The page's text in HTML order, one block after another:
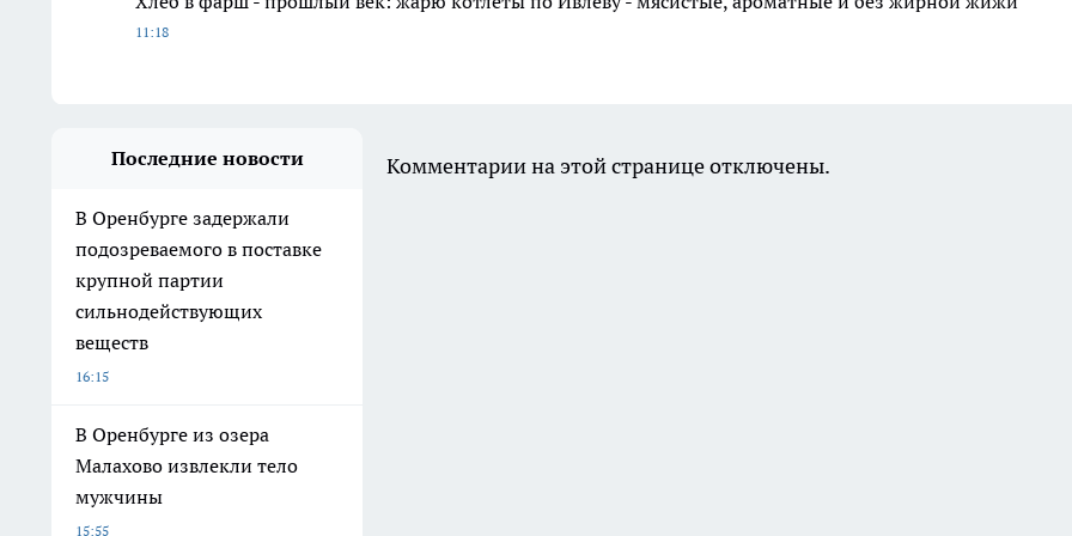
11:18
Последние новости
В Оренбурге задержали
подозреваемого в поставке
крупной партии
сильнодействующих
веществ
16:15
В Оренбурге из озера
Малахово извлекли тело
мужчины
15:55
Комментарии на этой странице отключены.